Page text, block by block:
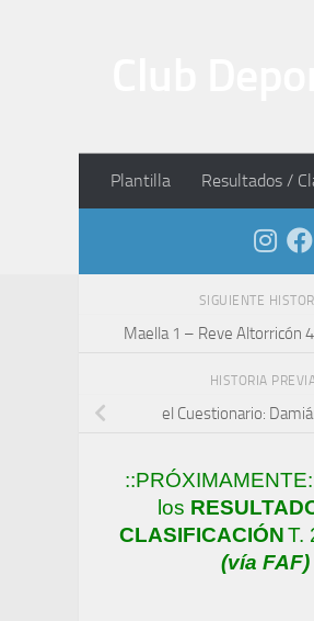
Plantilla Resultados /
SIGUIENTE
Maella 1 – Reve Altorricón 4
HISTORIA
el Cuestionario:
los
CLASIFICACIÓNT.
(vía FAF)